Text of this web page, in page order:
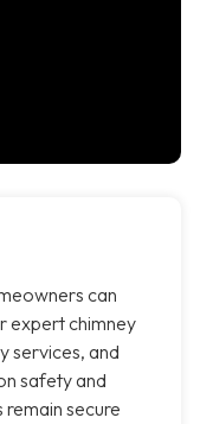
can
expert chimney
services, and
safety and
remain secure